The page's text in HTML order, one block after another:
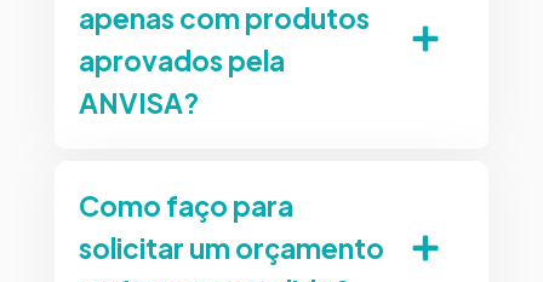
apenas com produtos
aprovados pela
ANVISA?
Como faço para
solicitar um orçamento